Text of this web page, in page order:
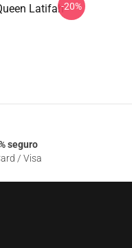
Latifah-20%
seguro
/ Visa